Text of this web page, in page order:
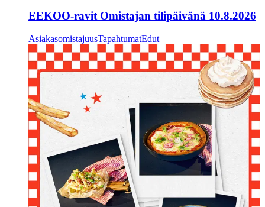
EEKOO-ravit Omistajan tilipäivänä 10.8.2026
AsiakasomistajuusTapahtumatEdut